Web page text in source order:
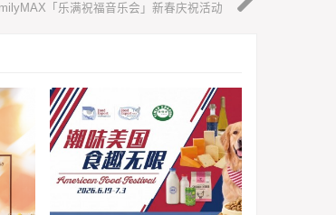
「乐满祝福音乐会」新春庆祝活动